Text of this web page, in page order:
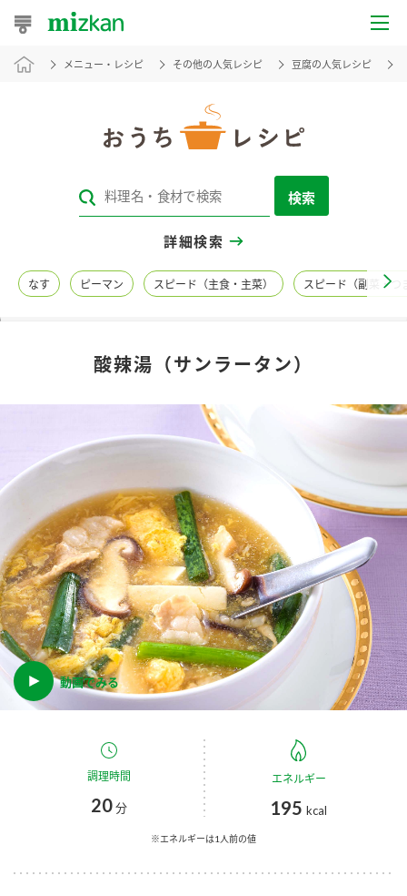
おうちレシピ
レシピカテゴリ一覧
レシピ名特集
商品情報
調味酢
お酢ドリンク ぽん酢
みりん風・料理酒 鍋用調味料
つゆ
スープ 中華
新商品一覧
キャンペーン情報
ブランド・スペシャルサイト
ブランド・スペシャルサイト トップ
商品ブランドサイト
Fibee（ファイビー）
くらしプラ酢
お酢ドリンク
つゆ
企業情報
国内事業概要
企業理念
ミツカンの歴史
ミツカンを知る
環境への取り組み
メニュー・レシピ その他の人気レシピ 豆腐の人気レシピ
検索
詳細検索
なす ピーマン スピード（主食・主菜） スピード（副菜・つ
酸辣湯（サンラータン）
動画でみる
調理時間
20分
エネルギー
195 kcal
※エネルギーは1人前の値